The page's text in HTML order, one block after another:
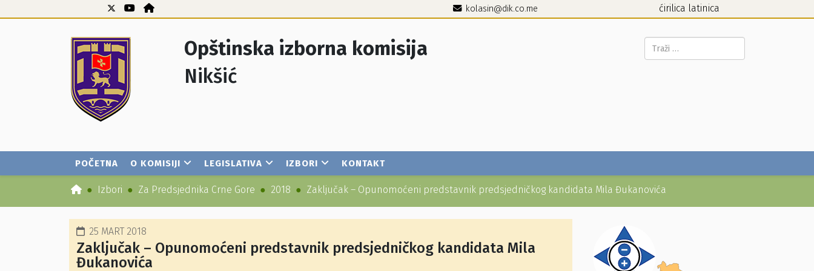
kolasin@dik.co.me ćirilica latinica
Opštinska izborna komisija
Nikšić
Pretraga...
POČETNA O KOMISIJI LEGISLATIVA IZBORI KONTAKT
Izbori Za Predsjednika Crne Gore 2018 Zaključak – Opunomoćeni predstavnik predsjedničkog kandidata Mila Đukanovića
25 MART 2018
Zaključak – Opunomoćeni predstavnik predsjedničkog kandidata Mila
Đukanovića